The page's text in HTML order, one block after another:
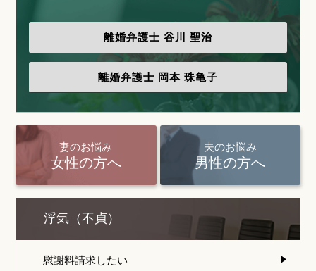
離婚弁護士 谷川 聖治
離婚弁護士 岡本 珠亀子
妻のお悩み
女性の方へ
夫のお悩み
男性の方へ
浮気（不貞）
慰謝料請求したい